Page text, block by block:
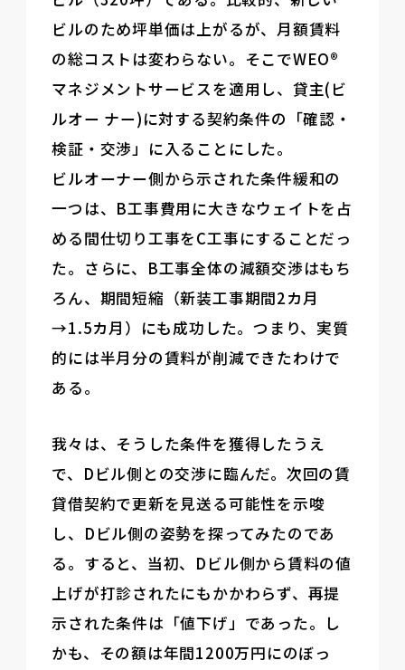
ビルのため坪単価は上がるが、月額賃料
の総コストは変わらない。そこでWEO®
マネジメントサービスを適用し、貸主(ビ
ルオー ナー)に対する契約条件の「確認・
検証・交渉」に入ることにした。
ビルオーナー側から示された条件緩和の
一つは、B工事費用に大きなウェイトを占
める間仕切り工事をC工事にすることだっ
た。さらに、B工事全体の減額交渉はもち
ろん、期間短縮（新装工事期間2カ月
→1.5カ月）にも成功した。つまり、実質
的には半月分の賃料が削減できたわけで
ある。
我々は、そうした条件を獲得したうえ
で、Dビル側との交渉に臨んだ。次回の賃
貸借契約で更新を見送る可能性を示唆
し、Dビル側の姿勢を探ってみたのであ
る。すると、当初、Dビル側から賃料の値
上げが打診されたにもかかわらず、再提
示された条件は「値下げ」であった。し
かも、その額は年間1200万円にのぼっ